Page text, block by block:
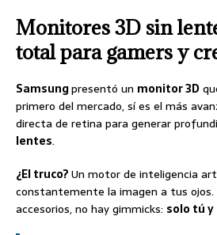
Monitores 3D sin
total para gamers y
Samsungpresentó un monitor 3D
primero del mercado, sí es el más
directa de retina para generar
lentes.
¿El truco?Un motor de inteligencia
constantemente la imagen a tus ojos.
accesorios, no hay gimmicks: solo tú y